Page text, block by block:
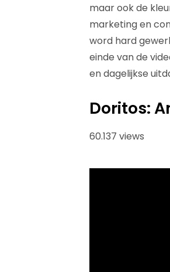
maar ook de
marketing en
word hard
einde van de
en dagelijkse
Doritos:
60.137 views